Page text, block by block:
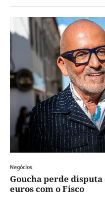
Negócios
Goucha perde
euros com o Fisco